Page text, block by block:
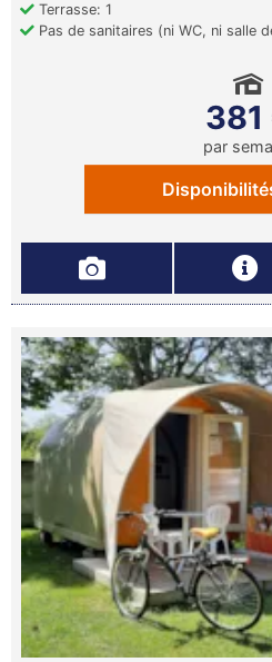
Terrasse: 1
Pas de sanitaires (ni WC, ni salle
381
par